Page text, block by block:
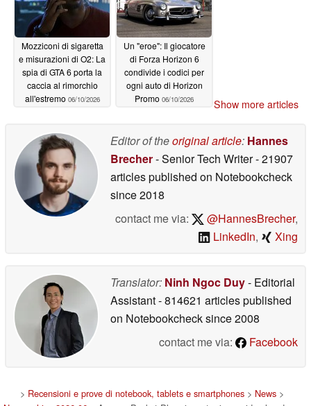
Mozziconi di sigaretta
e misurazioni di O2: La
spia di GTA 6 porta la
caccia al rimorchio
all'estremo 06/10/2026
Un "eroe": Il giocatore
di Forza Horizon 6
condivide i codici per
ogni auto di Horizon
Promo 06/10/2026 Show more articles
Editor of theoriginal article: Hannes
Brecher- Senior Tech Writer- 21907
articles published on Notebookcheck
since 2018
contact me via:
@HannesBrecher,
LinkedIn, Xing
Translator: Ninh Ngoc Duy- Editorial
Assistant- 814621 articles published
on Notebookchecksince 2008
contact me via:
Facebook
> Recensioni e prove di notebook, tablets e smartphones > News >